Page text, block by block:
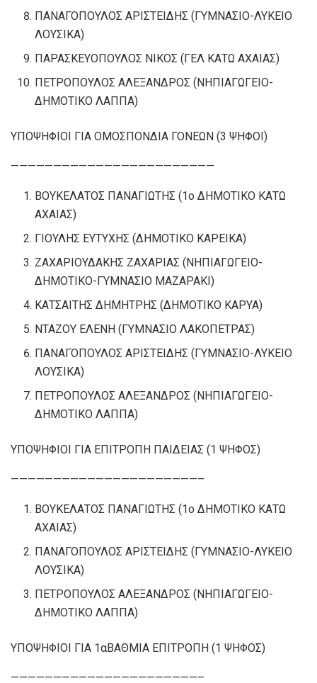
ΠΑΝΑΓΟΠΟΥΛΟΣ ΑΡΙΣΤΕΙΔΗΣ (ΓΥΜΝΑΣΙΟ-ΛΥΚΕΙΟ
ΛΟΥΣΙΚΑ)
ΠΑΡΑΣΚΕΥΟΠΟΥΛΟΣ ΝΙΚΟΣ (ΓΕΛ ΚΑΤΩ ΑΧΑΙΑΣ)
ΠΕΤΡΟΠΟΥΛΟΣ ΑΛΕΞΑΝΔΡΟΣ (ΝΗΠΙΑΓΩΓΕΙΟ-
ΔΗΜΟΤΙΚΟ ΛΑΠΠΑ)
ΥΠΟΨΗΦΙΟΙ ΓΙΑ ΟΜΟΣΠΟΝΔΙΑ ΓΟΝΕΩΝ (3 ΨΗΦΟΙ)
————————————————————————
ΒΟΥΚΕΛΑΤΟΣ ΠΑΝΑΓΙΩΤΗΣ (1ο ΔΗΜΟΤΙΚΟ ΚΑΤΩ
ΑΧΑΙΑΣ)
ΓΙΟΥΛΗΣ ΕΥΤΥΧΗΣ (ΔΗΜΟΤΙΚΟ ΚΑΡΕΙΚΑ)
ΖΑΧΑΡΙΟΥΔΑΚΗΣ ΖΑΧΑΡΙΑΣ (ΝΗΠΙΑΓΩΓΕΙΟ-
ΔΗΜΟΤΙΚΟ-ΓΥΜΝΑΣΙΟ ΜΑΖΑΡΑΚΙ)
ΚΑΤΣΑΙΤΗΣ ΔΗΜΗΤΡΗΣ (ΔΗΜΟΤΙΚΟ ΚΑΡΥΑ)
ΝΤΑΖΟΥ ΕΛΕΝΗ (ΓΥΜΝΑΣΙΟ ΛΑΚΟΠΕΤΡΑΣ)
ΠΑΝΑΓΟΠΟΥΛΟΣ ΑΡΙΣΤΕΙΔΗΣ (ΓΥΜΝΑΣΙΟ-ΛΥΚΕΙΟ
ΛΟΥΣΙΚΑ)
ΠΕΤΡΟΠΟΥΛΟΣ ΑΛΕΞΑΝΔΡΟΣ (ΝΗΠΙΑΓΩΓΕΙΟ-
ΔΗΜΟΤΙΚΟ ΛΑΠΠΑ)
ΥΠΟΨΗΦΙΟΙ ΓΙΑ ΕΠΙΤΡΟΠΗ ΠΑΙΔΕΙΑΣ (1 ΨΗΦΟΣ)
——————————————————————–
ΒΟΥΚΕΛΑΤΟΣ ΠΑΝΑΓΙΩΤΗΣ (1ο ΔΗΜΟΤΙΚΟ ΚΑΤΩ
ΑΧΑΙΑΣ)
ΠΑΝΑΓΟΠΟΥΛΟΣ ΑΡΙΣΤΕΙΔΗΣ (ΓΥΜΝΑΣΙΟ-ΛΥΚΕΙΟ
ΛΟΥΣΙΚΑ)
ΠΕΤΡΟΠΟΥΛΟΣ ΑΛΕΞΑΝΔΡΟΣ (ΝΗΠΙΑΓΩΓΕΙΟ-
ΔΗΜΟΤΙΚΟ ΛΑΠΠΑ)
ΥΠΟΨΗΦΙΟΙ ΓΙΑ 1αΒΑΘΜΙΑ ΕΠΙΤΡΟΠΗ (1 ΨΗΦΟΣ)
——————————————————————–